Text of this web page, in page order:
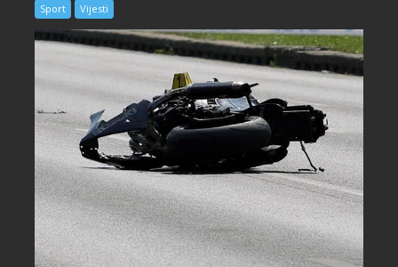
Sport Vijesti